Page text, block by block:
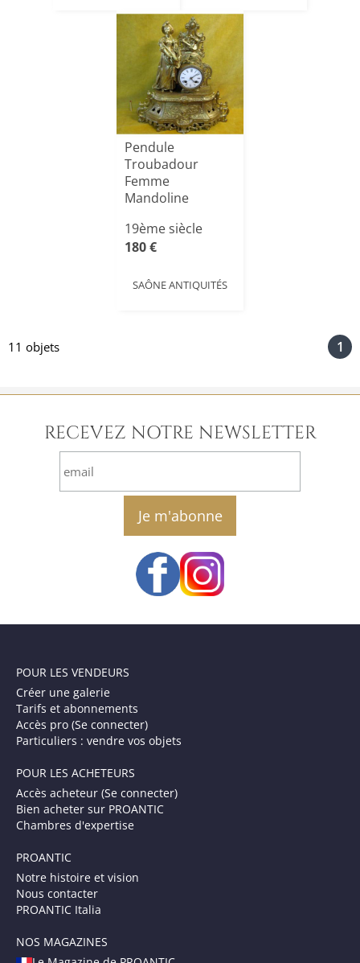
Pendule
Troubadour
Femme
Mandoline
19éme
19ème siècle
180 €
SAÔNE ANTIQUITÉS
11 objets 1
RECEVEZ NOTRE NEWSLETTER
email
POUR LES VENDEURS
Créer une galerie
Tarifs et abonnements
Accès pro (Se connecter)
Particuliers : vendre vos objets
POUR LES ACHETEURS
Accès acheteur (Se connecter)
Bien acheter sur PROANTIC
Chambres d'expertise
PROANTIC
Notre histoire et vision
Nous contacter
PROANTIC Italia
NOS MAGAZINES